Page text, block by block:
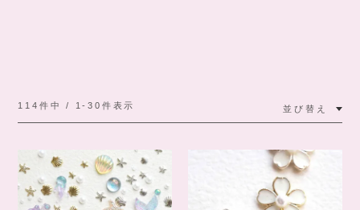
並び替え
114 件中 1-30 件表示